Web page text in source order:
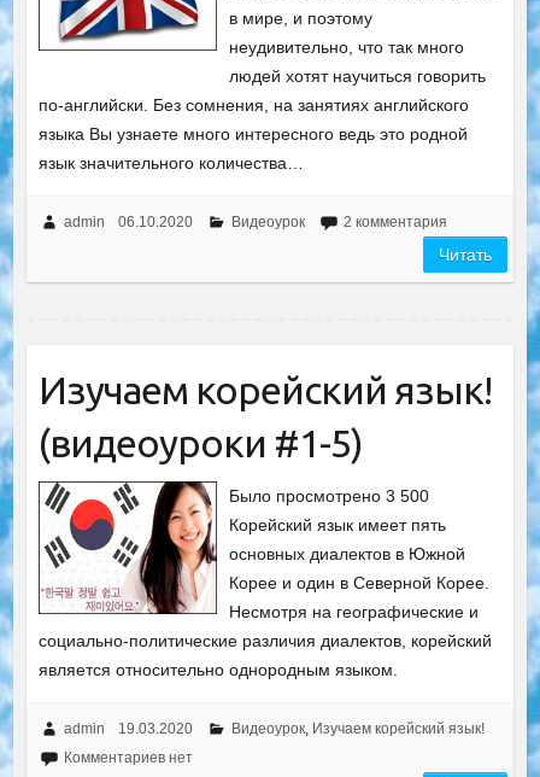
в мире, и поэтому
неудивительно, что так много
людей хотят научиться говорить
по-английски. Без сомнения, на занятиях английского
языка Вы узнаете много интересного ведь это родной
язык значительного количества…
admin 06.10.2020 Видеоурок 2 комментария
Читать
Изучаем корейский язык!
(видеоуроки #1-5)
Было просмотрено 3 500
Корейский язык имеет пять
основных диалектов в Южной
Корее и один в Северной Корее.
Несмотря на географические и
социально-политические различия диалектов, корейский
является относительно однородным языком.
admin 19.03.2020 Видеоурок, Изучаем корейский язык!
Комментариев нет